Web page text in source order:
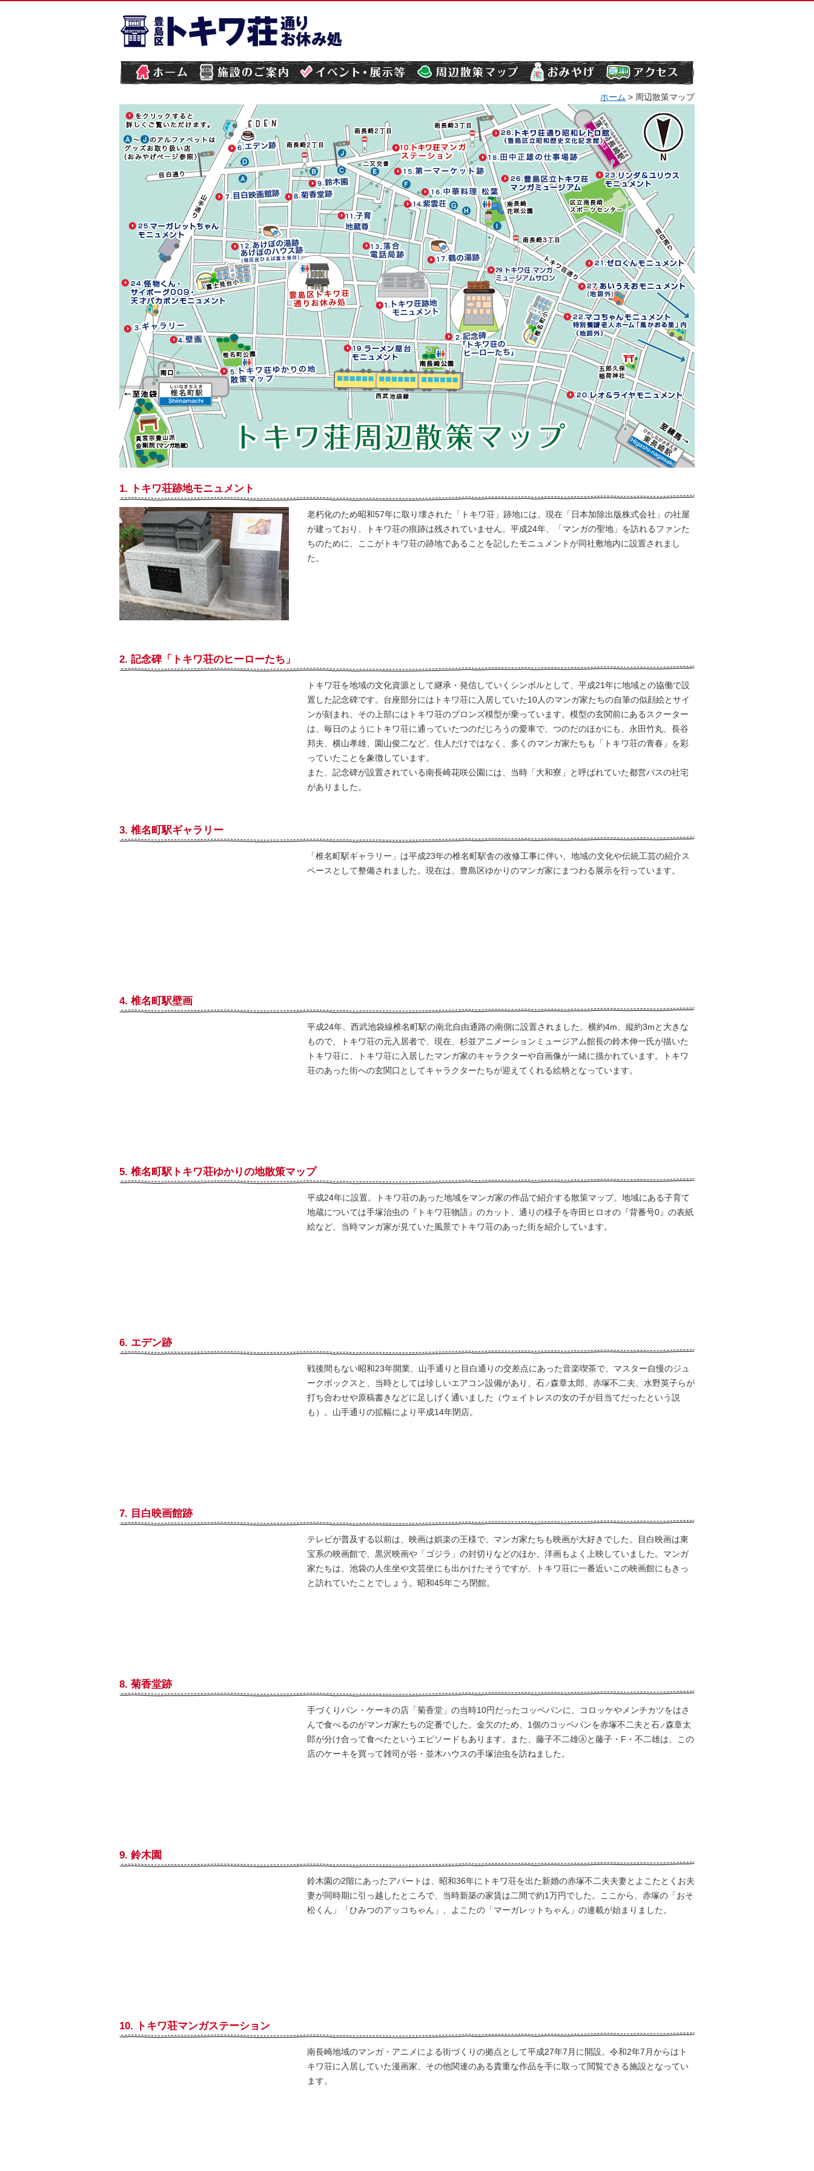
ホーム > 周辺散策マップ
1. トキワ荘跡地モニュメント
老朽化のため昭和57年に取り壊された「トキワ荘」跡地には、現在「日本加除出版株式会社」の社屋
が建っており、トキワ荘の痕跡は残されていません。平成24年、「マンガの聖地」を訪れるファンた
ちのために、ここがトキワ荘の跡地であることを記したモニュメントが同社敷地内に設置されまし
た。
2. 記念碑「トキワ荘のヒーローたち」
トキワ荘を地域の文化資源として継承・発信していくシンボルとして、平成21年に地域との協働で設
置した記念碑です。台座部分にはトキワ荘に入居していた10人のマンガ家たちの自筆の似顔絵とサイ
ンが刻まれ、その上部にはトキワ荘のブロンズ模型が乗っています。模型の玄関前にあるスクーター
は、毎日のようにトキワ荘に通っていたつのだじろうの愛車で、つのだのほかにも、永田竹丸、長谷
邦夫、横山孝雄、園山俊二など、住人だけではなく、多くのマンガ家たちも「トキワ荘の青春」を彩
っていたことを象徴しています。
また、記念碑が設置されている南長崎花咲公園には、当時「大和寮」と呼ばれていた都営バスの社宅
がありました。
3. 椎名町駅ギャラリー
「椎名町駅ギャラリー」は平成23年の椎名町駅舎の改修工事に伴い、地域の文化や伝統工芸の紹介ス
ペースとして整備されました。現在は、豊島区ゆかりのマンガ家にまつわる展示を行っています。
4. 椎名町駅壁画
平成24年、西武池袋線椎名町駅の南北自由通路の南側に設置されました。横約4m、縦約3mと大きな
もので、トキワ荘の元入居者で、現在、杉並アニメーションミュージアム館長の鈴木伸一氏が描いた
トキワ荘に、トキワ荘に入居したマンガ家のキャラクターや自画像が一緒に描かれています。トキワ
荘のあった街への玄関口としてキャラクターたちが迎えてくれる絵柄となっています。
5. 椎名町駅トキワ荘ゆかりの地散策マップ
平成24年に設置。トキワ荘のあった地域をマンガ家の作品で紹介する散策マップ。地域にある子育て
地蔵については手塚治虫の『トキワ荘物語』のカット、通りの様子を寺田ヒロオの『背番号0』の表紙
絵など、当時マンガ家が見ていた風景でトキワ荘のあった街を紹介しています。
6. エデン跡
戦後間もない昭和23年開業、山手通りと目白通りの交差点にあった音楽喫茶で、マスター自慢のジュ
ークボックスと、当時としては珍しいエアコン設備があり、石 ノ森章太郎、赤塚不二夫、水野英子らが
打ち合わせや原稿書きなどに足しげく通いました（ウェイトレスの女の子が目当てだったという説
も）。山手通りの拡幅により平成14年閉店。
7. 目白映画館跡
テレビが普及する以前は、映画は娯楽の王様で、マンガ家たちも映画が大好きでした。目白映画は東
宝系の映画館で、黒沢映画や「ゴジラ」の封切りなどのほか、洋画もよく上映していました。マンガ
家たちは、池袋の人生坐や文芸坐にも出かけたそうですが、トキワ荘に一番近いこの映画館にもきっ
と訪れていたことでしょう。昭和45年ごろ閉館。
8. 菊香堂跡
手づくりパン・ケーキの店「菊香堂」の当時10円だったコッペパンに、コロッケやメンチカツをはさ
んで食べるのがマンガ家たちの定番でした。金欠のため、1個のコッペパンを赤塚不二夫と石 ノ森章太
郎が分け合って食べたというエピソードもあります。また、藤子不二雄Ⓐと藤子・F・不二雄は、この
店のケーキを買って雑司が谷・並木ハウスの手塚治虫を訪ねました。
9. 鈴木園
鈴木園の2階にあったアパートは、昭和36年にトキワ荘を出た新婚の赤塚不二夫夫妻とよこたとくお夫
妻が同時期に引っ越したところで、当時新築の家賃は二間で約1万円でした。ここから、赤塚の「おそ
松くん」「ひみつのアッコちゃん」、よこたの「マーガレットちゃん」の連載が始まりました。
10. トキワ荘マンガステーション
南長崎地域のマンガ・アニメによる街づくりの拠点として平成27年7月に開設。令和2年7月からはト
キワ荘に入居していた漫画家、その他関連のある貴重な作品を手に取って閲覧できる施設となってい
ます。